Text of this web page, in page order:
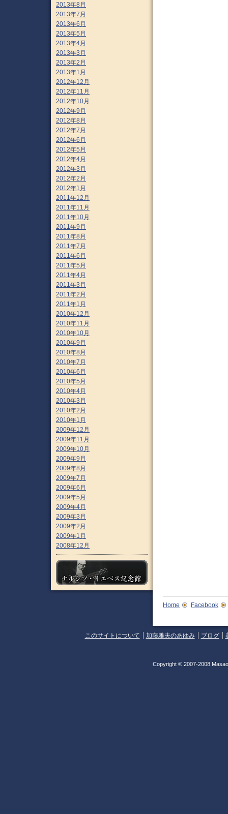
2013年8月
2013年7月
2013年6月
2013年5月
2013年4月
2013年3月
2013年2月
2013年1月
2012年12月
2012年11月
2012年10月
2012年9月
2012年8月
2012年7月
2012年6月
2012年5月
2012年4月
2012年3月
2012年2月
2012年1月
2011年12月
2011年11月
2011年10月
2011年9月
2011年8月
2011年7月
2011年6月
2011年5月
2011年4月
2011年3月
2011年2月
2011年1月
2010年12月
2010年11月
2010年10月
2010年9月
2010年8月
2010年7月
2010年6月
2010年5月
2010年4月
2010年3月
2010年2月
2010年1月
2009年12月
2009年11月
2009年10月
2009年9月
2009年8月
2009年7月
2009年6月
2009年5月
2009年4月
2009年3月
2009年2月
2009年1月
2008年12月
Home Facebook
このサイトについて 加藤雅夫のあゆみ ブログ
Copyright © 2007-2008